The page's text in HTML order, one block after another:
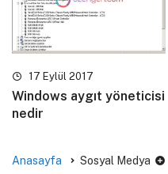
17 Eylül 2017
Windows aygıt yöneticisi
nedir
Anasayfa Sosyal Medya